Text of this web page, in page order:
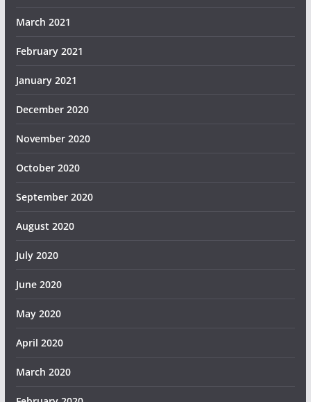
March 2021
February 2021
January 2021
December 2020
November 2020
October 2020
September 2020
August 2020
July 2020
June 2020
May 2020
April 2020
March 2020